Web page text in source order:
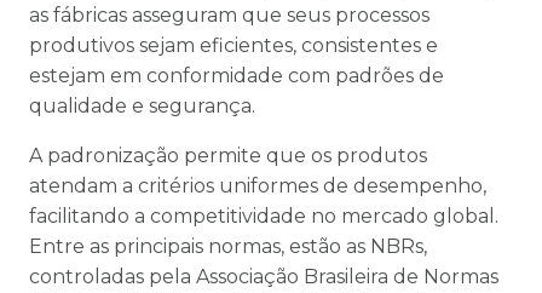
as fábricas asseguram que seus processos
produtivos sejam eficientes, consistentes e
estejam em conformidade com padrões de
qualidade e segurança.
A padronização permite que os produtos
atendam a critérios uniformes de desempenho,
facilitando a competitividade no mercado global.
Entre as principais normas, estão as NBRs,
controladas pela Associação Brasileira de Normas